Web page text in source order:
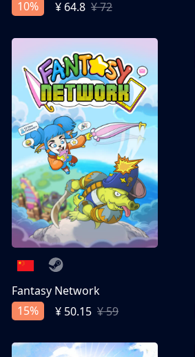
10%
¥ 64.8 ¥ 72
Fantasy Network
15%
¥ 50.15 ¥ 59